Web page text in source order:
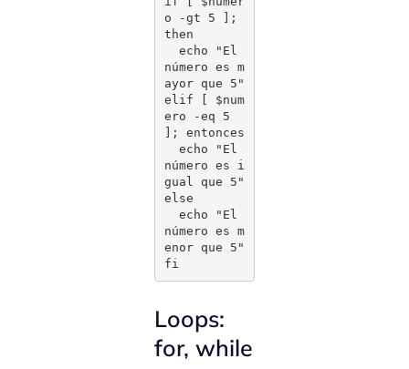
o -gt 5 ];
then
número es m
ayor que 5"
elif [ $num
ero -eq 5
]; entonces
número es i
gual que 5"
else
número es m
enor que 5"
fi
Loops:
for, while